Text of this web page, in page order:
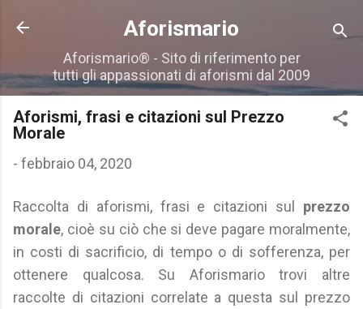
Passa ai contenuti principali
Aforismario
Aforismario® - Sito di riferimento per
tutti gli appassionati di aforismi dal 2009
Aforismi, frasi e citazioni sul Prezzo
Morale
- febbraio 04, 2020
Raccolta di aforismi, frasi e citazioni sul prezzo
morale, cioè su ciò che si deve pagare moralmente,
in costi di sacrificio, di tempo o di sofferenza, per
ottenere qualcosa. Su Aforismario trovi altre
raccolte di citazioni correlate a questa sul prezzo